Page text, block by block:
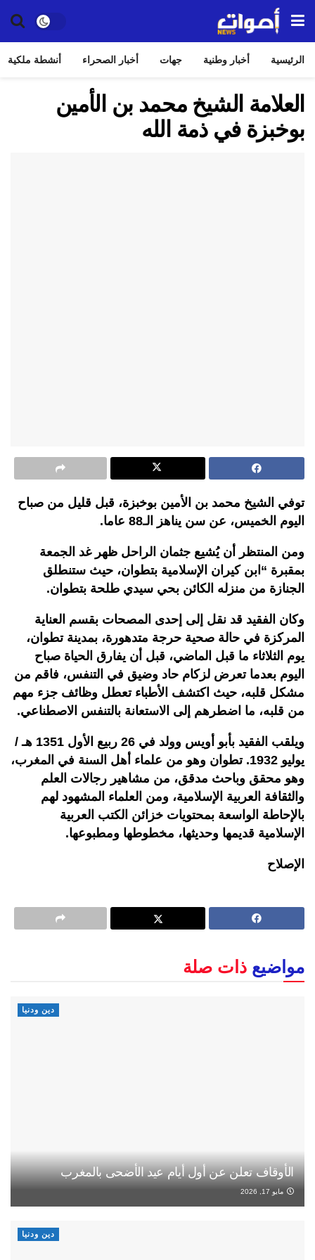
الرئيسية أخبار وطنية جهات أخبار الصحراء أنشطة ملكية
العلامة الشيخ محمد بن الأمين
بوخبزة في ذمة الله
توفي الشيخ محمد بن الأمين بوخبزة، قبل قليل من صباح
اليوم الخميس، عن سن يناهز الـ88 عاما.
ومن المنتظر أن يُشيع جثمان الراحل ظهر غد الجمعة
بمقبرة “ابن كيران الإسلامية بتطوان، حيث ستنطلق
الجنازة من منزله الكائن بحي سيدي طلحة بتطوان.
وكان الفقيد قد نقل إلى إحدى المصحات بقسم العناية
المركزة في حالة صحية حرجة متدهورة، بمدينة تطوان،
يوم الثلاثاء ما قبل الماضي، قبل أن يفارق الحياة صباح
اليوم بعدما تعرض لزكام حاد وضيق في التنفس، فاقم من
مشكل قلبه، حيث اكتشف الأطباء تعطل وظائف جزء مهم
من قلبه، ما اضطرهم إلى الاستعانة بالتنفس الاصطناعي.
ويلقب الفقيد بأبو أويس وولد في 26 ربيع الأول 1351 هـ /
يوليو 1932. تطوان وهو من علماء أهل السنة في المغرب،
وهو محقق وباحث مدقق، من مشاهير رجالات العلم
والثقافة العربية الإسلامية، ومن العلماء المشهود لهم
بالإحاطة الواسعة بمحتويات خزائن الكتب العربية
الإسلامية قديمها وحديثها، مخطوطها ومطبوعها.
الإصلاح
مواضيع ذات صلة
دين ودنيا
الأوقاف تعلن عن أول أيام عيد الأضحى بالمغرب
مايو 17, 2026
دين ودنيا